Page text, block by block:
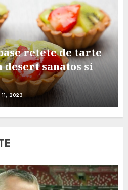
retete de tarte
sanatos si
11, 2023